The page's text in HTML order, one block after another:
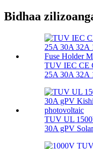
Bidhaa
TUV IEC CE
25A 30A 32A
TUV UL
30A gPV